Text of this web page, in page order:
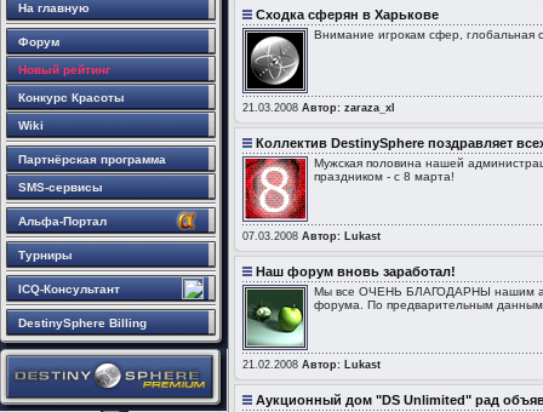
На главную
Форум
Новый рейтинг
Конкурс Красоты
Wiki
Партнёрская программа
SMS-сервисы
Альфа-Портал
Турниры
ICQ-Консультант
DestinySphere Billing
Сходка сферян в Харькове
Внимание игрокам сфер, глобальная
21.03.2008 Автор: zaraza_xl
Коллектив DestinySphere поздравляет
Мужская половина нашей
праздником - с 8 марта!
07.03.2008 Автор: Lukast
Наш форум вновь заработал!
Мы все ОЧЕНЬ БЛАГОДАРНЫ нашим
форума. По предварительным
21.02.2008 Автор: Lukast
Аукционный дом "DS Unlimited" рад